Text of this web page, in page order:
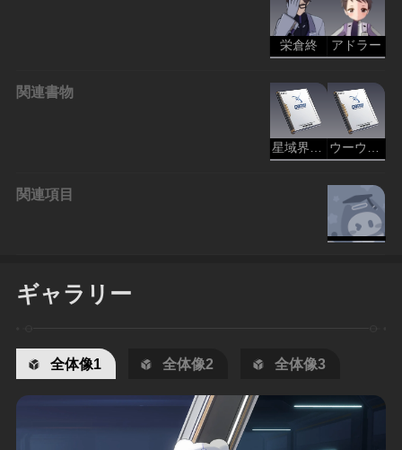
栄倉終 アドラー
関連書物
星域界種要旨：ウーウーボ ウーウーボの行動考察
関連項目
ギャラリー
全体像1 全体像2 全体像3